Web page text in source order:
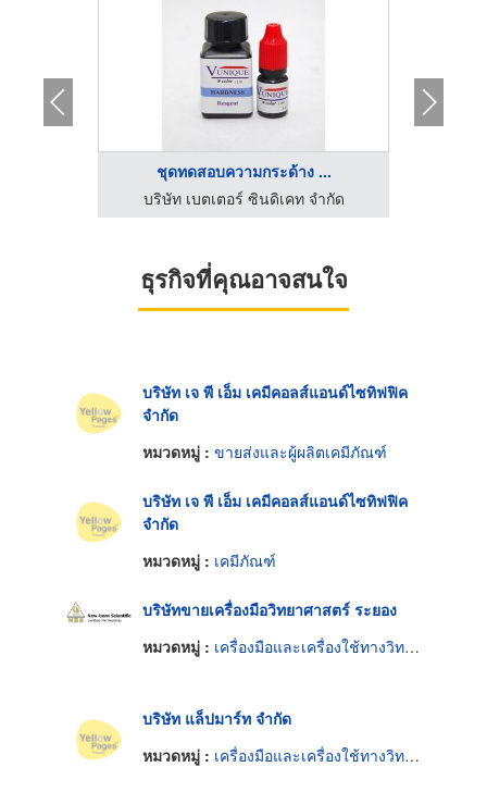
ชุดทดสอบความกระด้าง ...
บริษัท เบตเตอร์ ซินดิเคท จำกัด
ธุรกิจที่คุณอาจสนใจ
บริษัท เจ พี เอ็ม เคมีคอลส์แอนด์ไซทิฟฟิค
จำกัด
หมวดหมู่ : ขายส่งและผู้ผลิตเคมีภัณฑ์
บริษัท เจ พี เอ็ม เคมีคอลส์แอนด์ไซทิฟฟิค
จำกัด
หมวดหมู่ : เคมีภัณฑ์
บริษัทขายเครื่องมือวิทยาศาสตร์ ระยอง
หมวดหมู่ : เครื่องมือและเครื่องใช้ทางวิทยาศาสตร์
บริษัท แล็ปมาร์ท จำกัด
หมวดหมู่ : เครื่องมือและเครื่องใช้ทางวิทยาศาสตร์